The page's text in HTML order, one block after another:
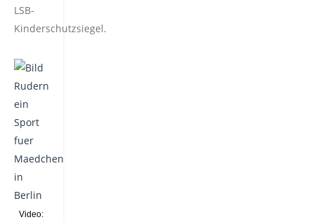
LSB-
Kinderschutzsiegel.
Video: